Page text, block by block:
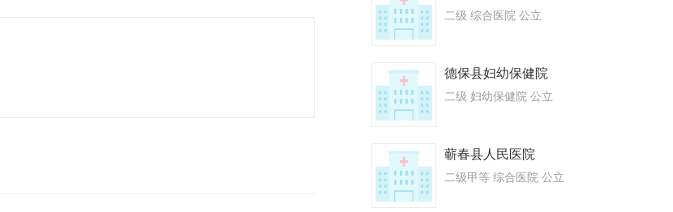
二级 综合医院 公立
德保县妇幼保健院
二级 妇幼保健院 公立
蕲春县人民医院
二级甲等 综合医院 公立